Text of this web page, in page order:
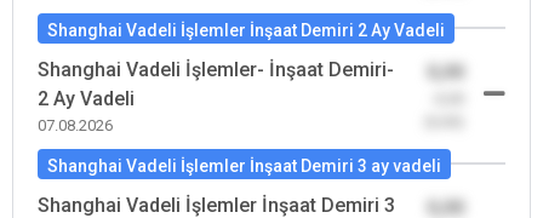
Shanghai Vadeli İşlemler İnşaat Demiri 2 Ay Vadeli
Shanghai Vadeli İşlemler- İnşaat Demiri-
2 Ay Vadeli
07.08.2026
Shanghai Vadeli İşlemler İnşaat Demiri 3 ay vadeli
Shanghai Vadeli İşlemler İnşaat Demiri 3